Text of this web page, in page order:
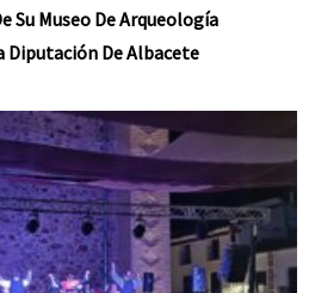
Su Museo De Arqueología
Diputación De Albacete